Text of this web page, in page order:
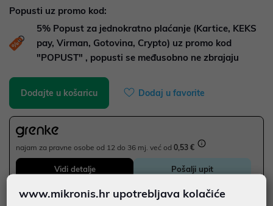
Popusti uz promo kod:
5% Popust za jednokratno plaćanje (Kartice, KEKS
pay, Virman, Gotovina, Crypto) uz promo kod
"POPUST" , popusti se međusobno ne zbrajaju
Dodajte u košaricu Dodaj u favorite
najam za pravne osobe od 12 do 36 mj. već od 0,53 €
Vidi detalje Pošalji upit
www.mikronis.hr upotrebljava kolačiće